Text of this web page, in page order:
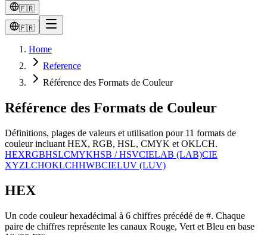
🇫🇷
🇫🇷
Home
Reference
Référence des Formats de Couleur
Référence des Formats de Couleur
Définitions, plages de valeurs et utilisation pour 11 formats de
couleur incluant HEX, RGB, HSL, CMYK et OKLCH.
HEXRGBHSLCMYKHSB / HSVCIELAB (LAB)CIE
XYZLCHOKLCHHWBCIELUV (LUV)
HEX
Un code couleur hexadécimal à 6 chiffres précédé de #. Chaque
paire de chiffres représente les canaux Rouge, Vert et Bleu en base